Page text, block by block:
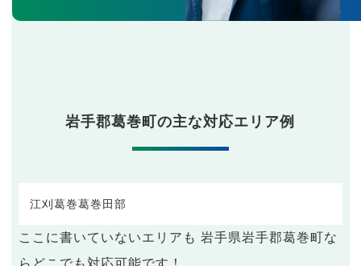
岩手郡葛巻町の主な対応エリア例
江刈葛巻葛巻田部
ここに書いていないエリアも 岩手県岩手郡葛巻町な
らどこでも対応可能です！